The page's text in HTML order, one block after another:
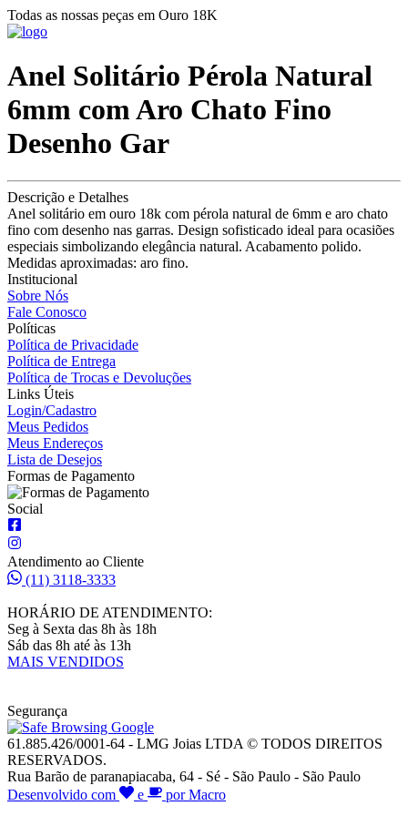
Todas as nossas peças em Ouro 18K
Anel Solitário Pérola Natural
6mm com Aro Chato Fino
Desenho Gar
Descrição e Detalhes
Anel solitário em ouro 18k com pérola natural de 6mm e aro chato
fino com desenho nas garras. Design sofisticado ideal para ocasiões
especiais simbolizando elegância natural. Acabamento polido.
Medidas aproximadas: aro fino.
Institucional
Sobre Nós
Fale Conosco
Políticas
Política de Privacidade
Política de Entrega
Política de Trocas e Devoluções
Links Úteis
Login/Cadastro
Meus Pedidos
Meus Endereços
Lista de Desejos
Formas de Pagamento
Social
Atendimento ao Cliente
(11) 3118-3333
HORÁRIO DE ATENDIMENTO:
Seg à Sexta das 8h às 18h
Sáb das 8h até às 13h
MAIS VENDIDOS
Segurança
61.885.426/0001-64 - LMG Joias LTDA © TODOS DIREITOS
RESERVADOS.
Rua Barão de paranapiacaba, 64 - Sé - São Paulo - São Paulo
Desenvolvido com
e por Macro